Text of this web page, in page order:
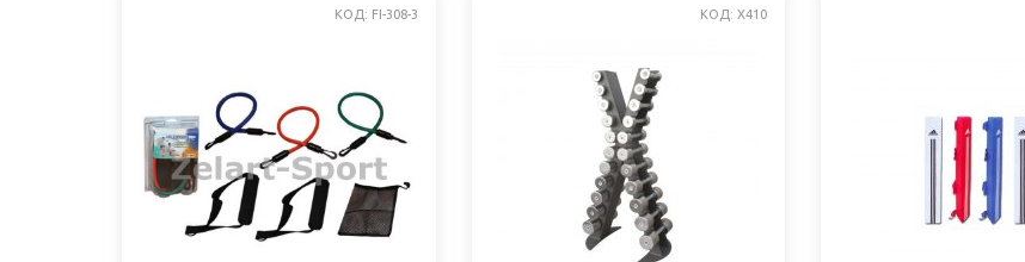
КОД: FI-308-3 КОД: X410